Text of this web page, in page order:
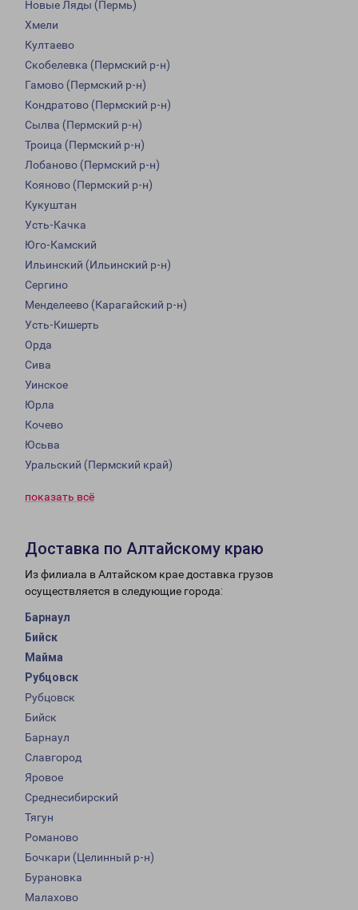
Новые Ляды (Пермь)
Хмели
Култаево
Скобелевка (Пермский р-н)
Гамово (Пермский р-н)
Кондратово (Пермский р-н)
Сылва (Пермский р-н)
Троица (Пермский р-н)
Лобаново (Пермский р-н)
Кояново (Пермский р-н)
Кукуштан
Усть-Качка
Юго-Камский
Ильинский (Ильинский р-н)
Сергино
Менделеево (Карагайский р-н)
Усть-Кишерть
Орда
Сива
Уинское
Юрла
Кочево
Юсьва
Уральский (Пермский край)
показать всё
Доставка по Алтайскому краю
Из филиала в Алтайском крае доставка грузов
осуществляется в следующие города:
Барнаул
Бийск
Майма
Рубцовск
Рубцовск
Бийск
Барнаул
Славгород
Яровое
Среднесибирский
Тягун
Романово
Бочкари (Целинный р-н)
Бурановка
Малахово